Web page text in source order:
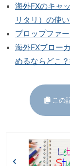
海外FXのキャ
リタリ）の使
プロップファ
海外FXブロー
めるならどこ
この